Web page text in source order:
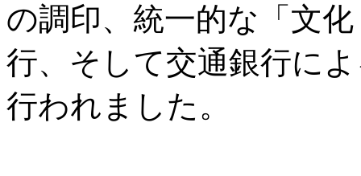
の調印、統一的な「文
行、そして交通銀行に
行われました。